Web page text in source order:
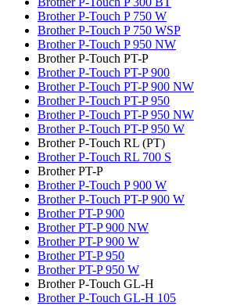
Brother P-Touch P 750 W
Brother P-Touch P 750 WSP
Brother P-Touch P 950 NW
Brother P-Touch PT-P
Brother P-Touch PT-P 900
Brother P-Touch PT-P 900 NW
Brother P-Touch PT-P 950
Brother P-Touch PT-P 950 NW
Brother P-Touch PT-P 950 W
Brother P-Touch RL (PT)
Brother P-Touch RL 700 S
Brother PT-P
Brother P-Touch P 900 W
Brother P-Touch PT-P 900 W
Brother PT-P 900
Brother PT-P 900 NW
Brother PT-P 900 W
Brother PT-P 950
Brother PT-P 950 W
Brother P-Touch GL-H
Brother P-Touch GL-H 105